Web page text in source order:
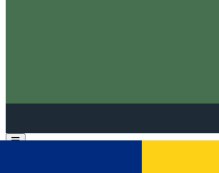
Open main menu